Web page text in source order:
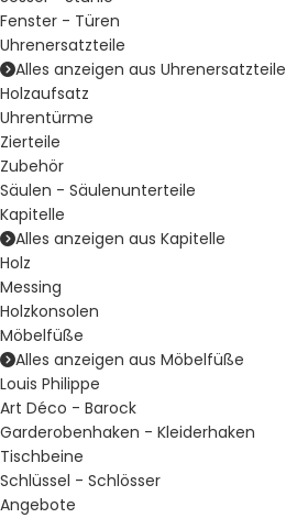
Fenster - Türen
Uhrenersatzteile
Alles anzeigen aus Uhrenersatzteile
Holzaufsatz
Uhrentürme
Zierteile
Zubehör
Säulen - Säulenunterteile
Kapitelle
Alles anzeigen aus Kapitelle
Holz
Messing
Holzkonsolen
Möbelfüße
Alles anzeigen aus Möbelfüße
Louis Philippe
Art Déco - Barock
Garderobenhaken - Kleiderhaken
Tischbeine
Schlüssel - Schlösser
Angebote